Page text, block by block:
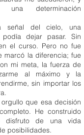
determinación
señal del cielo, una
dejar pasar. Sin
el curso. Pero no fue
marcó la diferencia; fue
mi meta, la fuerza de
al máximo y la
sin importar los
que esa decisión
He construido
disfruto de una vida
posibilidades.